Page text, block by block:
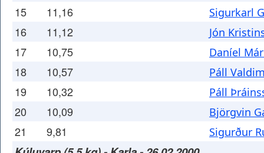
15 11,16 Sigurkarl
16 11,12 Jón
17 10,75 Daníel
18 10,57 Páll
19 10,32 Páll
20 10,09 Björgvin
21 9,81 Sigurður